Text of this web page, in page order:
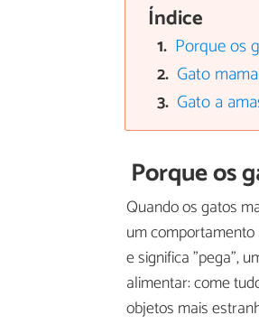
Índice
Porque os
Gato
Gato a
Porque os
Quando os gatos
um
e significa "pega",
alimentar: come
objetos mais